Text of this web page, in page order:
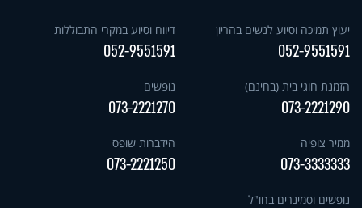
יעוץ תמיכה וסיוע לנשים בהריון
052-9551591
דיווח וסיוע במקרי התבוללות
052-9551591
הזמנת חוגי בית (בחינם)
073-2221290
נופשים
073-2221270
ממיר צופיה
073-3333333
הידברות שופס
073-2221250
נופשים וסמינרים בחו"ל